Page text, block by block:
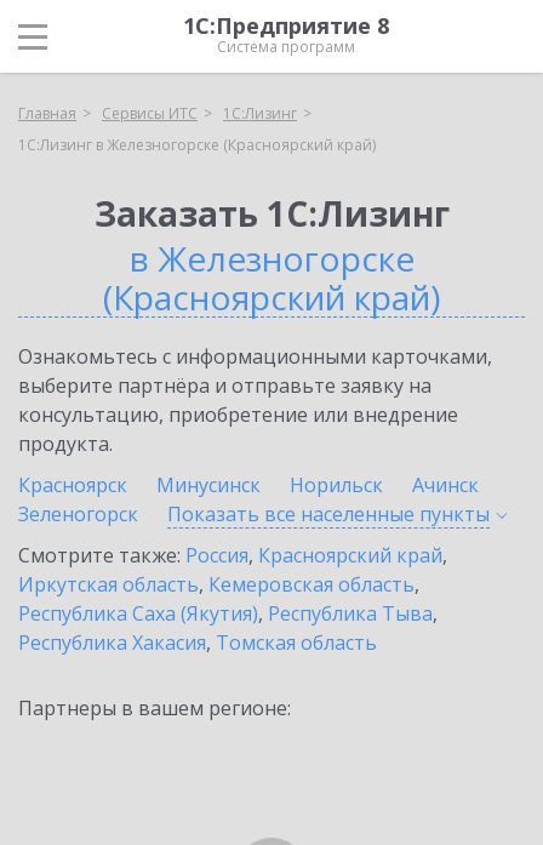
1С:Предприятие 8
Система программ
Главная Сервисы ИТС
1С:Лизинг
1С:Лизинг в Железногорске (Красноярский край)
Заказать 1С:Лизинг
в Железногорске
(Красноярский край)
Ознакомьтесь с информационными карточками,
выберите партнёра и отправьте заявку на
консультацию, приобретение или внедрение
продукта.
Красноярск
Минусинск Норильск
Ачинск
Зеленогорск
Показать все населенные пункты
Смотрите также: Россия, Красноярский край,
Иркутская область, Кемеровская область,
Республика Саха (Якутия), Республика Тыва,
Республика Хакасия, Томская область
Партнеры в вашем регионе: